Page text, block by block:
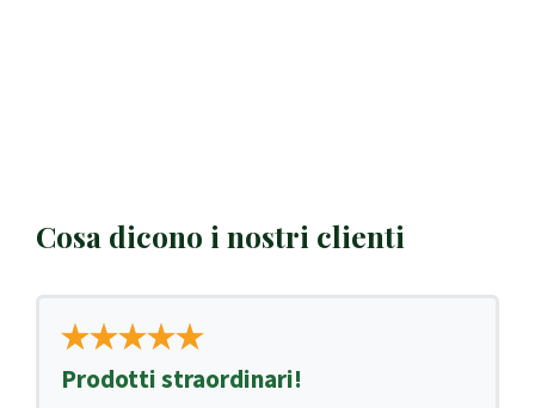
Cosa dicono i nostri clienti
Prodotti straordinari!